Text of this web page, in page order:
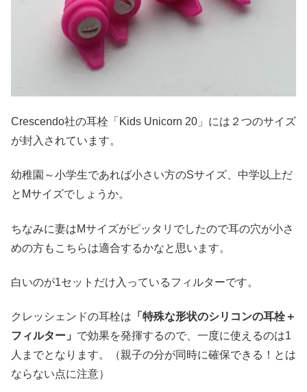
Crescendo社の耳栓「Kids Unicorn 20」には２つのサイズ
が封入されています。
幼稚園～小学生であれば小さい方のSサイズ、中学以上だ
とMサイズでしょうか。
ちなみに妻はMサイズがピッタリでしたので耳の穴が小さ
めの方もこちらは適合するかなと思います。
白いのが1セットだけ入っているフィルターです。
クレッシェンドの耳栓は 「特殊な形状のシリコンの耳栓＋
フィルター」 で効果を発揮するので、一度に使えるのは1
人までとなります。（親子の分が同時に確保できる！とは
ならない点に注意）